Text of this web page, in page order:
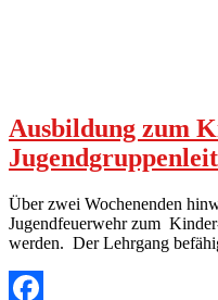
Ausbildung zum
Über zwei Wochenenden
Jugendfeuerwehr zum
werden. Der Lehrgang